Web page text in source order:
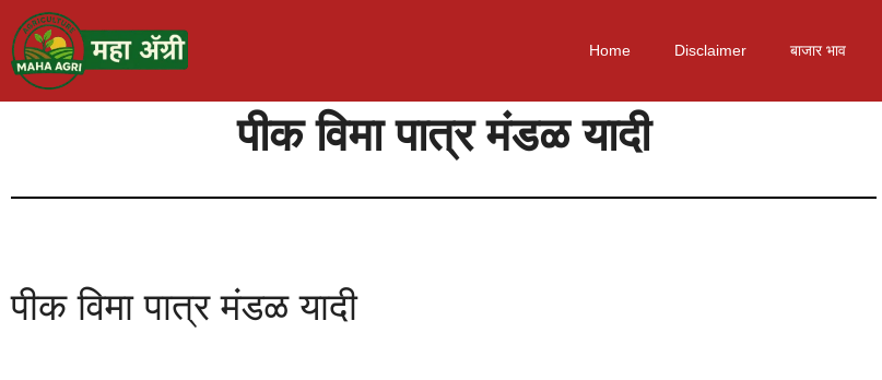
Home Disclaimer बाजार भाव
पीक विमा पात्र मंडळ यादी
पीक विमा पात्र मंडळ यादी